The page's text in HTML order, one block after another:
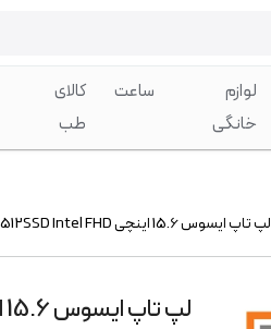
لوازم
خانگی
ساعت
کالای
طب
لپ تاپ ایسوس 15.6 اینچی Vivobook X1504VA-BQ59 i5 120U 16GB 512SSD Intel FHD